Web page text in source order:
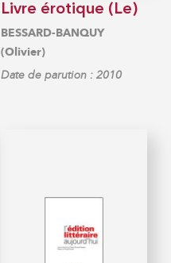
Livre érotique (Le)
BESSARD-BANQUY
(Olivier)
Date de parution : 2010